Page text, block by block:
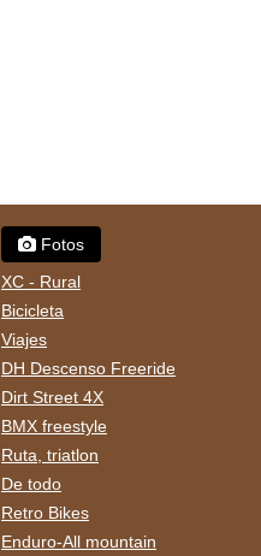
Fotos
XC - Rural
Bicicleta
Viajes
DH Descenso Freeride
Dirt Street 4X
BMX freestyle
Ruta, triatlon
De todo
Retro Bikes
Enduro-All mountain